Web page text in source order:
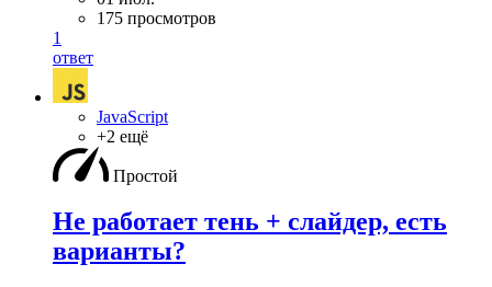
175 просмотров
1
ответ
JavaScript
+2 ещё
Простой
Не работает тень + слайдер, есть
варианты?